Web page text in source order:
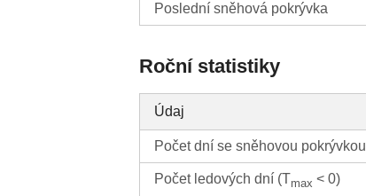
Poslední sněhová pokrývka
Roční statistiky
Údaj
Počet dní se sněhovou pokrývkou
Počet ledových dní (Tmax < 0)